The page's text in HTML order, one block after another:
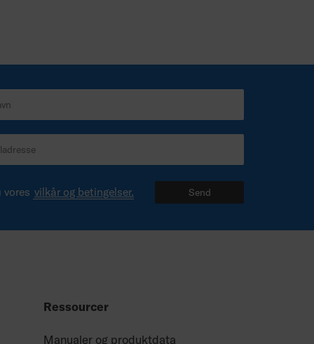
vilkår og betingelser. Send
Ressourcer
Manualer og produktdata